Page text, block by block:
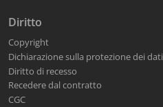
Diritto
Copyright
Dichiarazione sulla protezione dei dati
Diritto di recesso
Recedere dal contratto
CGC